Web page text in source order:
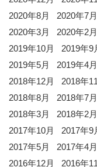
2020年8月
2020年7月
2020年3月
2020年2月
2019年10月
2019年9
2019年5月
2019年4月
2018年12月
2018年
2018年8月
2018年7月
2018年3月
2018年2月
2017年10月
2017年9
2017年5月
2017年4月
2016年12月
2016年